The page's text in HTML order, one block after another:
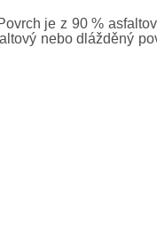
je z 90 %
nebo dlážděný